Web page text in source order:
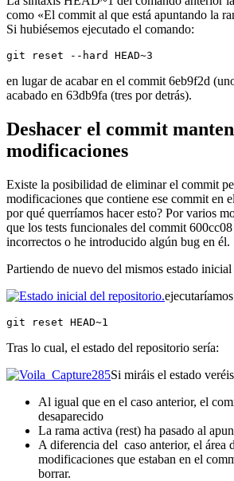
como «El commit al que está apuntando la
Si hubiésemos ejecutado el comando:
git reset --hard HEAD~3
en lugar de acabar en el commit 6eb9f2d
acabado en 63db9fa (tres por detrás).
Deshacer el commit
modificaciones
Existe la posibilidad de eliminar el commit
modificaciones que contiene ese commit en
por qué querríamos hacer esto? Por varios
que los tests funcionales del commit
incorrectos o he introducido algún bug en él.
Partiendo de nuevo del mismos estado inicial
git reset HEAD~1
Tras lo cual, el estado del repositorio sería:
Si miráis el estado
Al igual que en el caso anterior, el
desaparecido
La rama activa (rest) ha pasado al
A diferencia del caso anterior, el área
modificaciones que estaban en el
borrar.